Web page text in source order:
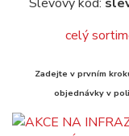
celý
Zadejte v prvním
objednávky v